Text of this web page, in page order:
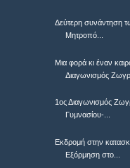
Δεύτερη συνάντηση
Μητροπό...
Μια φορά κι έναν
Διαγωνισμός
1ος Διαγωνισμός
Γυμνασίου-...
Εκδρομή στην
Εξόρμηση στο...